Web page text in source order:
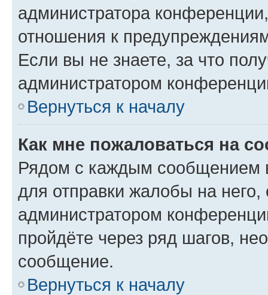
администратора
отношения к
Если вы не знаете, за что
администратором
Вернуться к началу
Как мне пожаловаться на
Рядом с каждым сообщением
для отправки жалобы на
администратором
пройдёте через ряд шагов,
сообщение.
Вернуться к началу